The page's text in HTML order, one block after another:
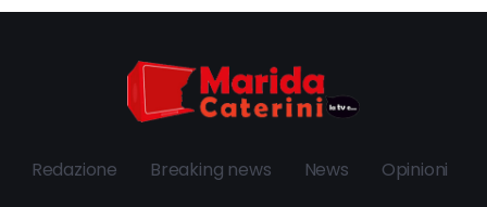
Redazione Breaking news News Opinioni